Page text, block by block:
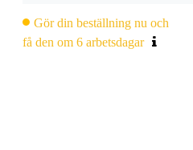
Gör din beställning nu och
få den om 6 arbetsdagar